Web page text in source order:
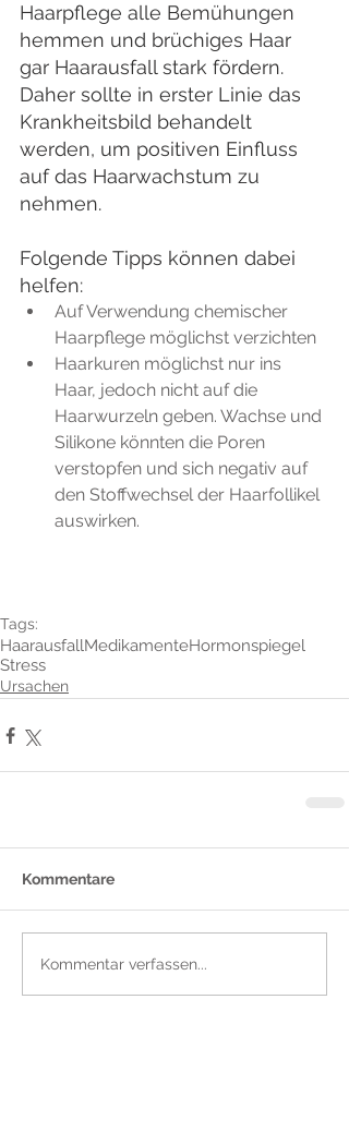
Haarpflege alle Bemühungen
hemmen und brüchiges Haar
gar Haarausfall stark fördern.
Daher sollte in erster Linie das
Krankheitsbild behandelt
werden, um positiven Einfluss
auf das Haarwachstum zu
nehmen.
Folgende Tipps können dabei
helfen:
Auf Verwendung chemischer
Haarpflege möglichst verzichten
Haarkuren möglichst nur ins
Haar, jedoch nicht auf die
Haarwurzeln geben. Wachse und
Silikone könnten die Poren
verstopfen und sich negativ auf
den Stoffwechsel der Haarfollikel
auswirken.
Tags:
HaarausfallMedikamenteHormonspiegel
Stress
Ursachen
Kommentare
Kommentar verfassen...